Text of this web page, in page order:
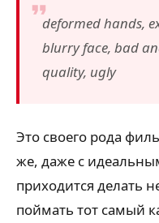
deformed hands,
blurry face, bad
quality, ugly
Это своего рода
же, даже с
приходится делать
поймать тот самый